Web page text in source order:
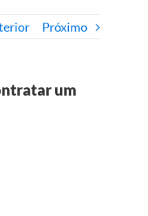
Próximo
um